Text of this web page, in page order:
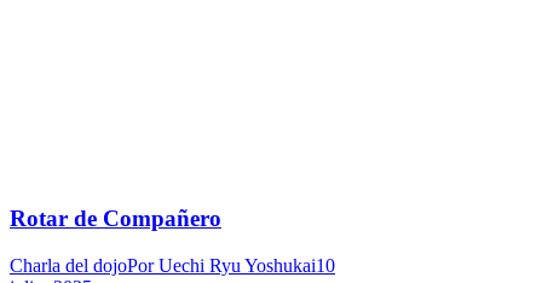
Rotar de Compañero
Charla del dojoPorUechi Ryu Yoshukai10